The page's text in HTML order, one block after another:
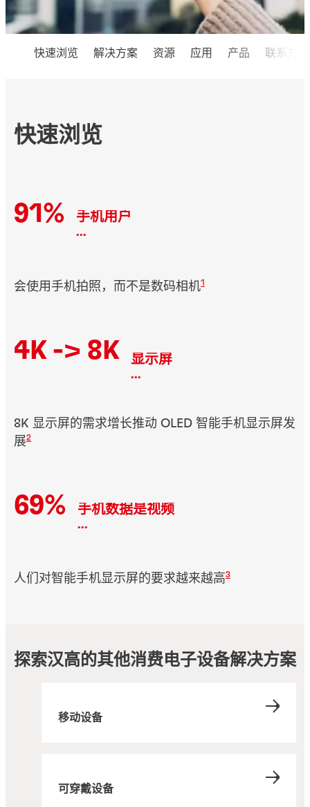
快速浏览 解决方案 资源 应用 产品 联系方式
快速浏览
91% 手机用户
...
会使用手机拍照，而不是数码相机1
4K -> 8K 显示屏
...
8K 显示屏的需求增长推动 OLED 智能手机显示屏发
展2
69% 手机数据是视频
...
人们对智能手机显示屏的要求越来越高3
探索汉高的其他消费电子设备解决方案
移动设备
可穿戴设备